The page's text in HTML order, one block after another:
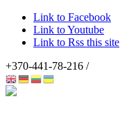
Link to Facebook
Link to Youtube
Link to Rss this site
+370-441-78-216 /